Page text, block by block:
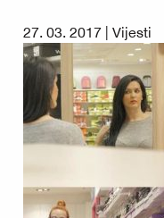
27. 03. 2017 | Vijesti